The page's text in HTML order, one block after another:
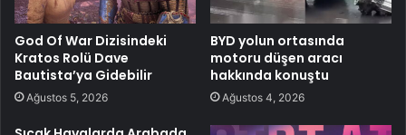
God Of War Dizisindeki
Kratos Rolü Dave
Bautista’ya Gidebilir
Ağustos 5, 2026
BYD yolun ortasında
motoru düşen aracı
hakkında konuştu
Ağustos 4, 2026